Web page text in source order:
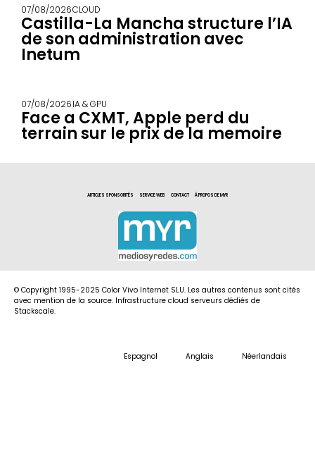
07/08/2026CLOUD
Castilla-La Mancha structure l’IA
de son administration avec
Inetum
07/08/2026IA & GPU
Face a CXMT, Apple perd du
terrain sur le prix de la memoire
ARTICLES SPONSORITÉS SERVICE WEB CONTACT À PROPOS DE MYR
© Copyright 1995-2025 Color Vivo Internet SLU. Les autres contenus sont cités
avec mention de la source. Infrastructure cloud serveurs dédiés de
Stackscale.
Espagnol Anglais Néerlandais